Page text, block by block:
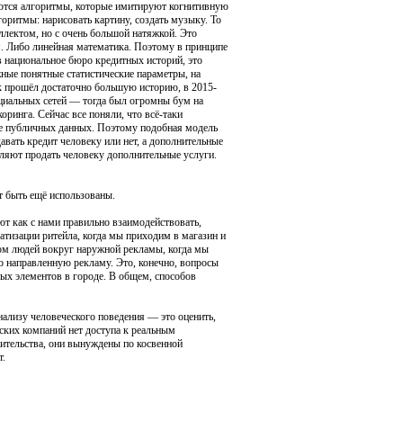
алгоритмы, которые имитируют когнитивную
нарисовать картину, создать музыку. То
но с очень большой натяжкой. Это
Либо линейная математика. Поэтому в принципе
бюро кредитных историй, это
понятные статистические параметры, на
прошёл достаточно большую историю, в 2015-
сетей — тогда был огромны бум на
Сейчас все поняли, что всё-таки
публичных данных. Поэтому подобная модель
кредит человеку или нет, а дополнительные
продать человеку дополнительные услуги.
быть ещё использованы.
с нами правильно взаимодействовать,
ритейла, когда мы приходим в магазин и
людей вокруг наружной рекламы, когда мы
направленную рекламу. Это, конечно, вопросы
элементов в городе. В общем, способов
человеческого поведения — это оценить,
компаний нет доступа к реальным
они вынуждены по косвенной